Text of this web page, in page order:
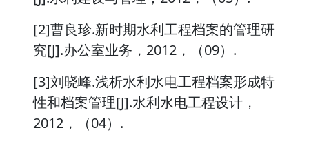
[2]曹良珍.新时期水利工程档案的管理研
究[J].办公室业务，2012，（09）.
[3]刘晓峰.浅析水利水电工程档案形成特
性和档案管理[J].水利水电工程设计，
2012，（04）.